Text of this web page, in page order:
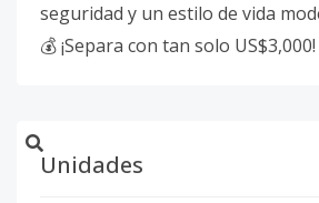
seguridad y un estilo de vida
💰 ¡Separa con tan solo US$3,000!
Unidades